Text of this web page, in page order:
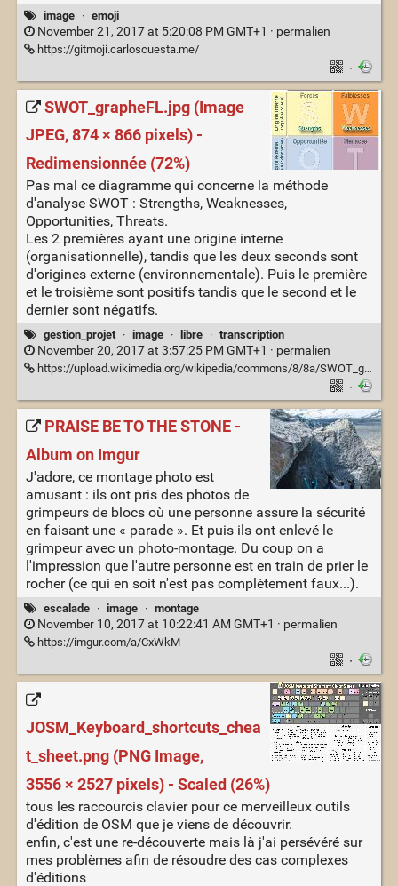
image · emoji
November 21, 2017 at 5:20:08 PM GMT+1 · permalien
https://gitmoji.carloscuesta.me/
·
SWOT_grapheFL.jpg (Image
JPEG, 874 × 866 pixels) -
Redimensionnée (72%)
Pas mal ce diagramme qui concerne la méthode
d'analyse SWOT : Strengths, Weaknesses,
Opportunities, Threats.
Les 2 premières ayant une origine interne
(organisationnelle), tandis que les deux seconds sont
d'origines externe (environnementale). Puis le première
et le troisième sont positifs tandis que le second et le
dernier sont négatifs.
gestion_projet · image · libre · transcription
November 20, 2017 at 3:57:25 PM GMT+1 · permalien
https://upload.wikimedia.org/wikipedia/commons/8/8a/SWOT_grapheFL.jpg?uselang=fr
·
PRAISE BE TO THE STONE -
Album on Imgur
J'adore, ce montage photo est
amusant : ils ont pris des photos de
grimpeurs de blocs où une personne assure la sécurité
en faisant une « parade ». Et puis ils ont enlevé le
grimpeur avec un photo-montage. Du coup on a
l'impression que l'autre personne est en train de prier le
rocher (ce qui en soit n'est pas complètement faux...).
escalade · image · montage
November 10, 2017 at 10:22:41 AM GMT+1 · permalien
https://imgur.com/a/CxWkM
·
JOSM_Keyboard_shortcuts_chea
t_sheet.png (PNG Image,
3556 × 2527 pixels) - Scaled (26%)
tous les raccourcis clavier pour ce merveilleux outils
d'édition de OSM que je viens de découvrir.
enfin, c'est une re-découverte mais là j'ai persévéré sur
mes problèmes afin de résoudre des cas complexes
d'éditions